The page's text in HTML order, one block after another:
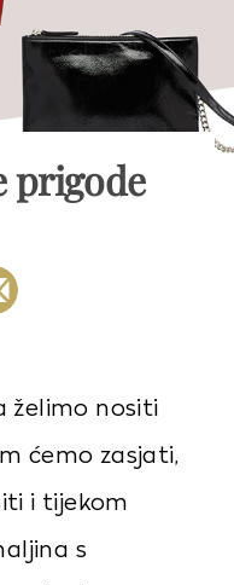
prigode
želimo nositi
ćemo zasjati,
i tijekom
s